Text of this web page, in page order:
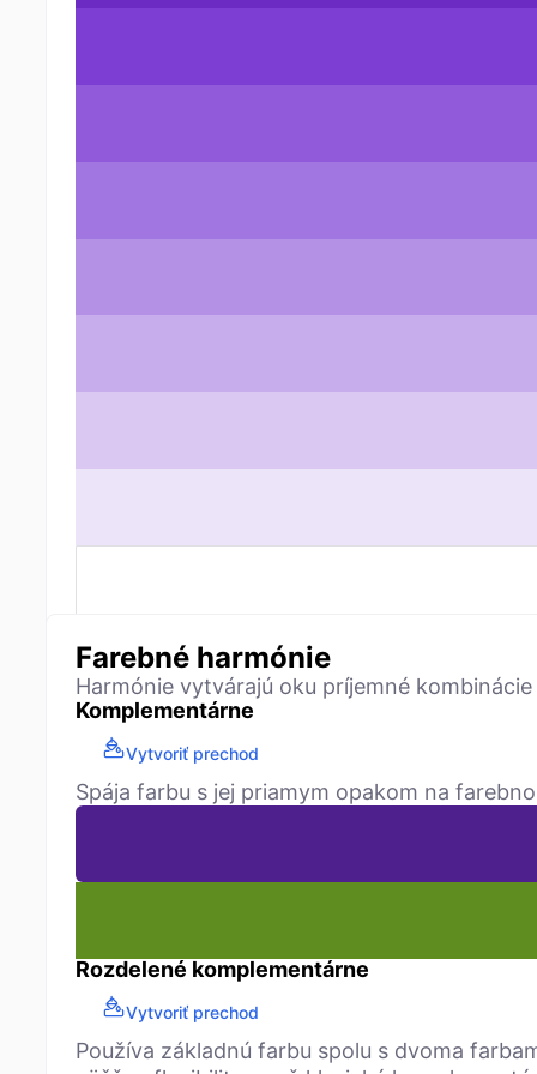
Farebné harmónie
Harmónie vytvárajú oku príjemné
Komplementárne
Vytvoriť prechod
Spája farbu s jej priamym opakom na
Rozdelené komplementárne
Vytvoriť prechod
Používa základnú farbu spolu s dvoma